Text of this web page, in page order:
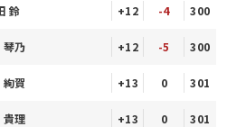
鈴 +12 -4 300
琴乃 +12 -5 300
賀 +13 0 301
貴理 +13 0 301